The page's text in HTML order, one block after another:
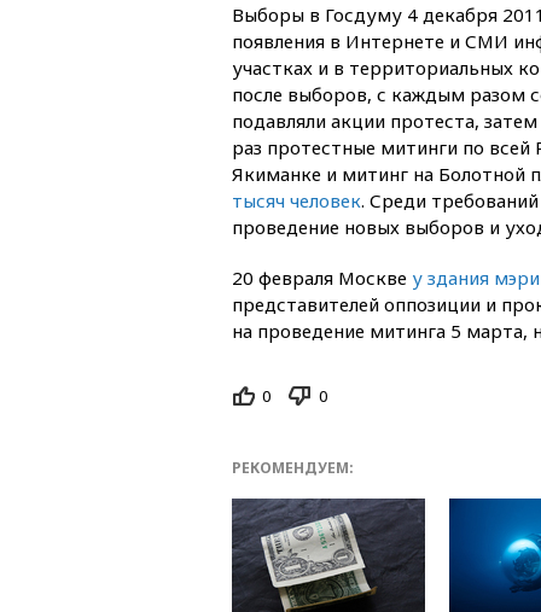
Выборы в Госдуму 4 декабря
появления в Интернете и СМИ
участках и в территориальных
после выборов, с каждым разом
подавляли акции протеста,
раз протестные митинги по
Якиманке и митинг на Болотной
тысяч человек. Среди
проведение новых выборов и
20 февраля Москве у здания
представителей оппозиции и
на проведение митинга 5
0 0
РЕКОМЕНДУЕМ: